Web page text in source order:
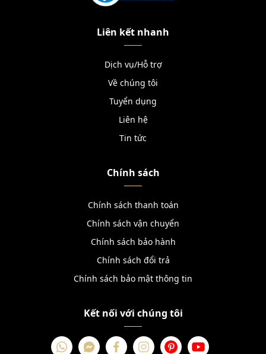
Liên kết nhanh
Dịch vụ/Hỗ trợ
Về chúng tôi
Tuyển dụng
Liên hệ
Tin tức
Chính sách
Chính sách thanh toán
Chính sách vận chuyển
Chính sách bảo hành
Chính sách đổi trả
Chính sách bảo mật thông tin
Kết nối với chúng tôi